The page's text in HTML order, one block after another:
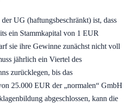
UG (haftungsbeschränkt) ist, dass
ein Stammkapital von 1 EUR
sie ihre Gewinne zunächst nicht voll
jährlich ein Viertel des
zurücklegen, bis das
25.000 EUR der „normalen“ GmbH
abgeschlossen, kann die